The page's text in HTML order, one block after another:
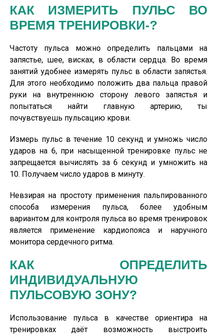
КАК ИЗМЕРИТЬ ПУЛЬС ВО
ВРЕМЯ ТРЕНИРОВКИ-?
Частоту пульса можно определить пальцами на
запястье, шее, висках, в области сердца. Во время
занятий удобнее измерять пульс в области запястья.
Для этого необходимо положить два пальца правой
руки на внутреннюю сторону левого запястья и
попытаться найти главную артерию, ты
почувствуешь пульсацию крови.
Измерь пульс в течение 10 секунд и умножь число
ударов на 6, при насыщенной тренировке пульс не
запрещается вычислять за 6 секунд и умножить на
10. Получаем число ударов в минуту.
Невзирая на простоту применения пальпированного
способа измерения пульса, более удобным
вариантом для контроля пульса во время тренировок
является применение кардиопояса и наручного
монитора сердечного ритма.
КАК ОПРЕДЕЛИТЬ
ИНДИВИДУАЛЬНУЮ
ПУЛЬСОВУЮ ЗОНУ?
Использование пульса в качестве ориентира на
тренировках даёт возможность выстроить